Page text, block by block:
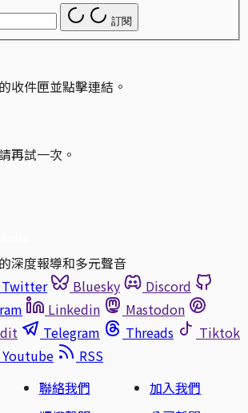
訂閱
收件匣並點擊連結。
再試一次。
深度報導和多元聲音
Twitter Bluesky
Discord
Linkedin
Mastodon
Telegram Threads
Tiktok
Youtube
RSS
聯絡我們
加入我們